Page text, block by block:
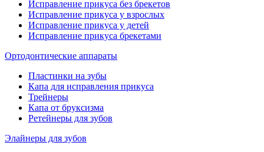
Исправление прикуса без брекетов
Исправление прикуса у взрослых
Исправление прикуса у детей
Исправление прикуса брекетами
Ортодонтические аппараты
Пластинки на зубы
Капа для исправления прикуса
Трейнеры
Капа от бруксизма
Ретейнеры для зубов
Элайнеры для зубов